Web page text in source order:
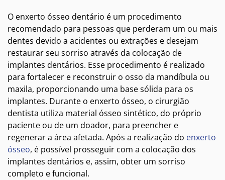
O enxerto ósseo dentário é um procedimento
recomendado para pessoas que perderam um ou mais
dentes devido a acidentes ou extrações e desejam
restaurar seu sorriso através da colocação de
implantes dentários. Esse procedimento é realizado
para fortalecer e reconstruir o osso da mandíbula ou
maxila, proporcionando uma base sólida para os
implantes. Durante o enxerto ósseo, o cirurgião
dentista utiliza material ósseo sintético, do próprio
paciente ou de um doador, para preencher e
regenerar a área afetada. Após a realização do enxerto
ósseo, é possível prosseguir com a colocação dos
implantes dentários e, assim, obter um sorriso
completo e funcional.